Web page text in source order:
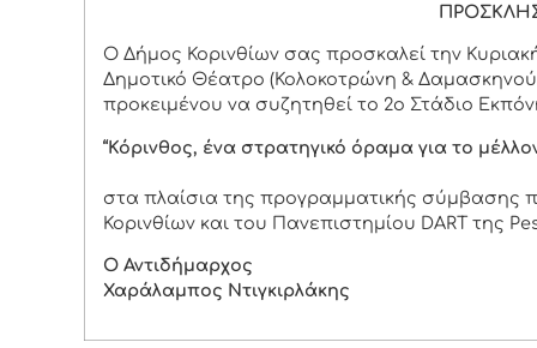
Ο Δήμος Κορινθίων σας προσκαλεί την Κυριακή
Δημοτικό Θέατρο (Κολοκοτρώνη &
προκειμένου να συζητηθεί το 2ο Στάδιο
“Κόρινθος, ένα στρατηγικό όραμα για το
στα πλαίσια της προγραμματικής σύμβασης
Κορινθίων και του Πανεπιστημίου DART της
Ο Αντιδήμαρχος
Χαράλαμπος Ντιγκιρλάκης